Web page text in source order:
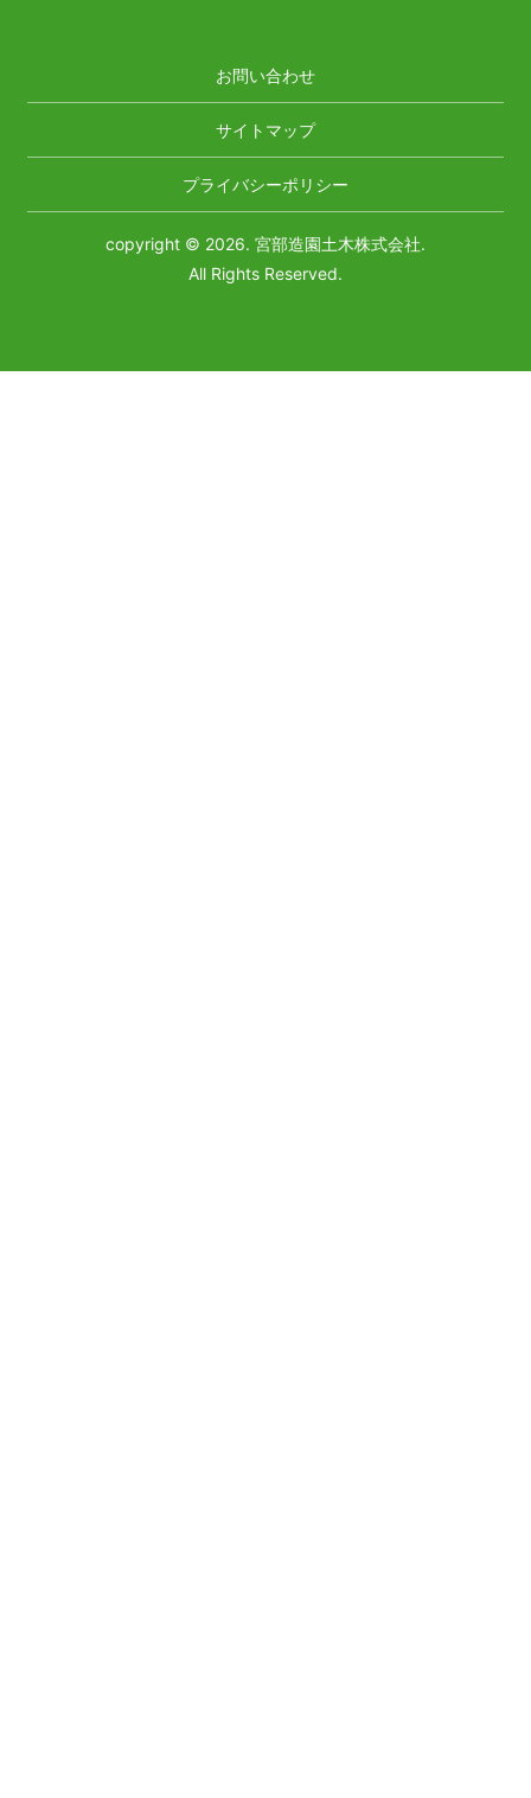
お問い合わせ
サイトマップ
プライバシーポリシー
copyright © 2026. 宮部造園土木株式会社.
All Rights Reserved.